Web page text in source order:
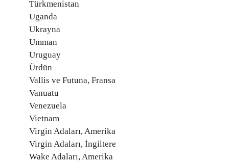
Türkmenistan
Uganda
Ukrayna
Umman
Uruguay
Ürdün
Vallis ve Futuna, Fransa
Vanuatu
Venezuela
Vietnam
Virgin Adaları, Amerika
Virgin Adaları, İngiltere
Wake Adaları, Amerika